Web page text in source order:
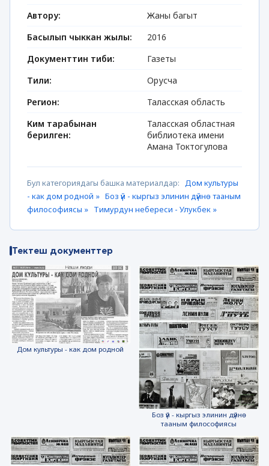
Автору:
Жаны багыт
Басылып чыккан жылы:
2016
Документтин тиби:
Газеты
Тили:
Орусча
Регион:
Таласская область
Ким тарабынан
берилген:
Таласская областная
библиотека имени
Амана Токтогулова
Бул категориядагы башка материалдар: Дом культуры
- как дом родной » Боз үй - кыргыз элинин дүйнө тааным
философиясы » Тимурдун небереси - Улукбек »
Тектеш документтер
Дом культуры - как дом родной
Боз үй - кыргыз элинин дүйнө
тааным философиясы